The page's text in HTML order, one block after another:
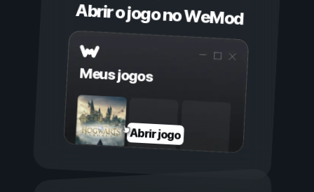
Abrir o jogo no WeMod
Meus jogos
Abrir jogo